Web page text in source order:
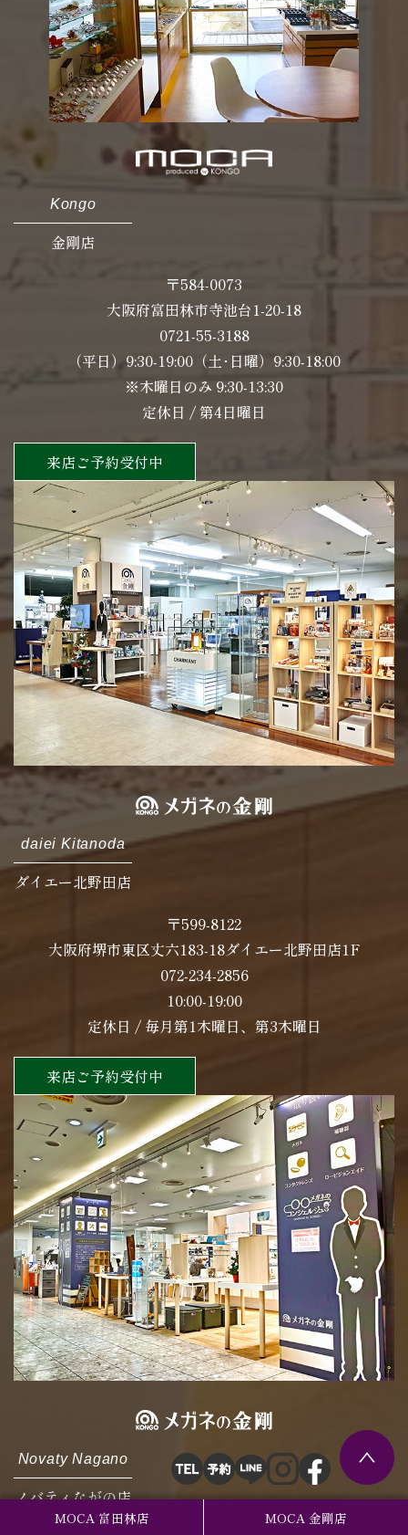
MOCA 富田林店 MOCA 金剛店
Kongo
金剛店
〒584-0073
大阪府富田林市寺池台1-20-18
0721-55-3188
（平日）9:30-19:00（土･日曜）9:30-18:00
※木曜日のみ 9:30-13:30
定休日 / 第4日曜日
来店ご予約受付中
daiei Kitanoda
ダイエー北野田店
〒599-8122
大阪府堺市東区丈六183-18ダイエー北野田店1F
072-234-2856
10:00-19:00
定休日 / 毎月第1木曜日、第3木曜日
来店ご予約受付中
Novaty Nagano
ノバティながの店